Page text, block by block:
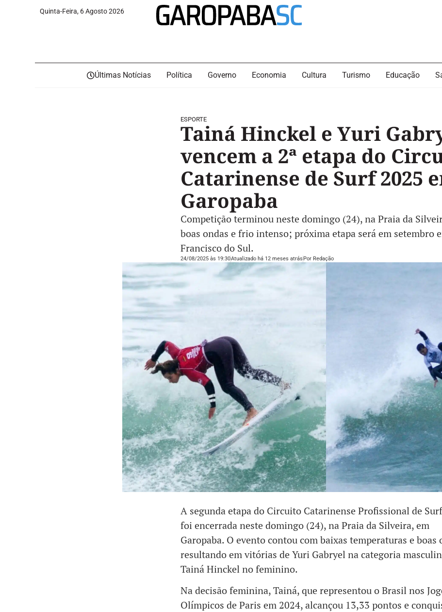
Quinta-Feira, 6 Agosto 2026
Últimas Notícias Política Governo Economia Cultura Turismo Educação
ESPORTE
Tainá Hinckel e Yuri
vencem a 2ª etapa do
Catarinense de Surf 2025
Garopaba
Competição terminou neste domingo (24), na Praia da
boas ondas e frio intenso; próxima etapa será em setembro
Francisco do Sul.
24/08/2025 às 19:30Atualizado há 12 meses atrás Por Redação
A segunda etapa do Circuito Catarinense Profissional de
foi encerrada neste domingo (24), na Praia da Silveira, em
Garopaba. O evento contou com baixas temperaturas e boas
resultando em vitórias de Yuri Gabryel na categoria
Tainá Hinckel no feminino.
Na decisão feminina, Tainá, que representou o Brasil nos
Olímpicos de Paris em 2024, alcançou 13,33 pontos e